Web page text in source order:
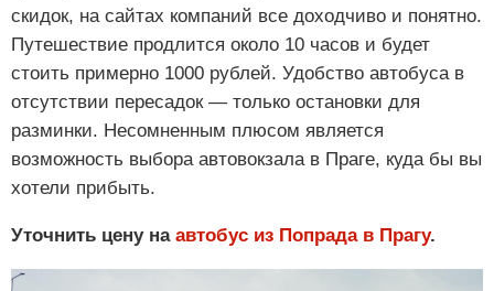
скидок, на сайтах компаний все доходчиво и понятно.
Путешествие продлится около 10 часов и будет
стоить примерно 1000 рублей. Удобство автобуса в
отсутствии пересадок — только остановки для
разминки. Несомненным плюсом является
возможность выбора автовокзала в Праге, куда бы вы
хотели прибыть.
Уточнить цену на автобус из Попрада в Прагу.